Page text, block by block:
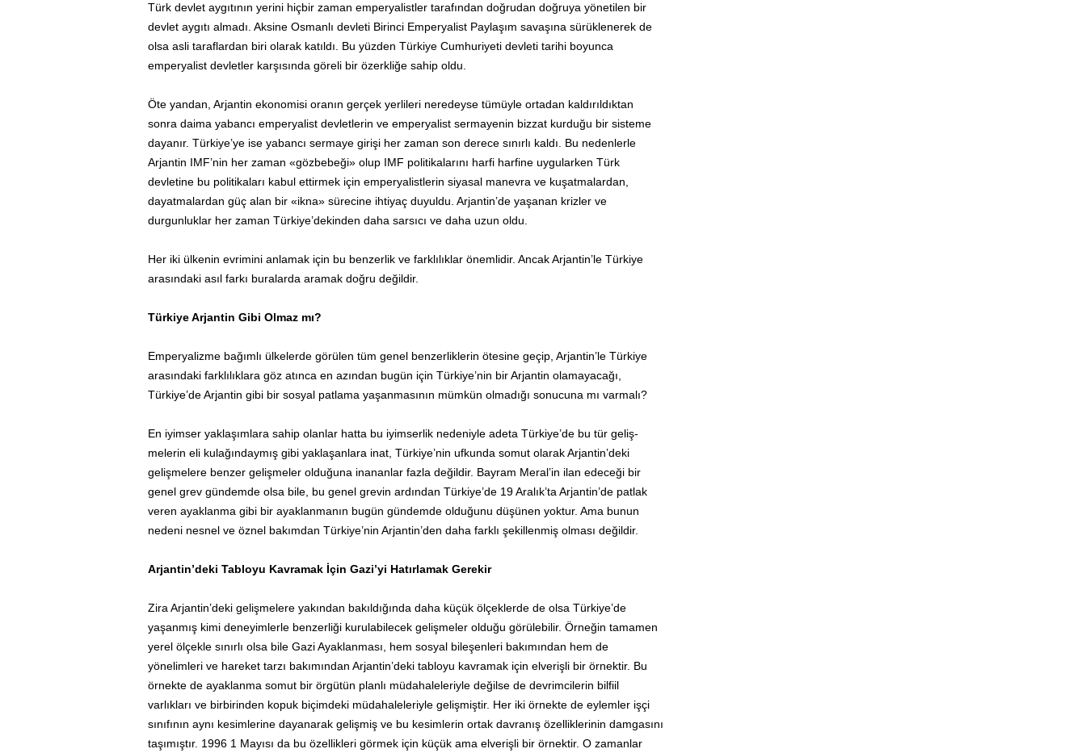
Türk devlet aygıtının yerini hiçbir zaman emperyalistler tarafından doğrudan doğruya yönetilen bir
devlet aygıtı almadı. Aksine Osmanlı devleti Birinci Emperyalist Paylaşım savaşına sürüklenerek de
olsa asli taraflardan biri olarak katıldı. Bu yüzden Türkiye Cumhuriyeti devleti tarihi boyunca
emperyalist devletler karşısında göreli bir özerkliğe sahip oldu.
Öte yandan, Arjantin ekonomisi oranın gerçek yerlileri neredeyse tümüyle ortadan kaldırıldıktan
sonra daima yabancı emperyalist devletlerin ve emperyalist sermayenin bizzat kurduğu bir sisteme
dayanır. Türkiye’ye ise yabancı sermaye girişi her zaman son derece sınırlı kaldı. Bu nedenlerle
Arjantin IMF’nin her zaman «gözbebeği» olup IMF politikalarını harfi harfine uygularken Türk
devletine bu politikaları kabul ettirmek için emperyalistlerin siyasal manevra ve kuşatmalardan,
dayatmalardan güç alan bir «ikna» sürecine ihtiyaç duyuldu. Arjantin’de yaşanan krizler ve
durgunluklar her zaman Türkiye’dekinden daha sarsıcı ve daha uzun oldu.
Her iki ülkenin evrimini anlamak için bu benzerlik ve farklılıklar önemlidir. Ancak Arjantin’le Türkiye
arasındaki asıl farkı buralarda aramak doğru değildir.
Türkiye Arjantin Gibi Olmaz mı?
Emperyalizme bağımlı ülkelerde görülen tüm genel benzerliklerin ötesine geçip, Arjantin’le Türkiye
arasındaki farklılıklara göz atınca en azından bugün için Türkiye’­nin bir Arjantin olamayacağı,
Türkiye’­de Arjantin gibi bir sosyal patlama yaşanmasının mümkün olmadığı sonucuna mı varmalı?
En iyimser yaklaşımlara sahip olanlar hatta bu iyimserlik nede­niyle adeta Türkiye’de bu tür geliş­
melerin eli kulağındaymış gibi yak­la­şanlara inat, Türkiye’nin ufkun­­­da somut olarak Arjantin’­deki
gelişmelere benzer gelişme­ler olduğuna inananlar fazla değildir. Bayram Meral’in ilan edeceği bir
genel grev gündemde olsa bile, bu genel grevin ardın­dan Türkiye’de 19 Aralık’ta Arjan­tin’de patlak
veren ayak­lanma gibi bir ayaklanmanın bu­gün gündemde olduğunu düşü­nen yoktur. Ama bunun
nedeni nes­­nel ve öznel bakımdan Tür­ki­ye’nin Arjantin’den daha farklı şe­killenmiş olması değildir.
Arjantin’deki Tabloyu Kavramak İçin Gazi’yi Hatırlamak Gerekir
Zira Arjantin’deki gelişmelere yakından bakıldığında daha küçük ölçeklerde de olsa Türkiye’de
yaşanmış kimi deneyimlerle benzerliği kurulabilecek gelişmeler olduğu görülebilir. Örneğin tamamen
yerel ölçekle sınırlı olsa bile Gazi Ayaklanması, hem sosyal bileşenleri bakımından hem de
yönelimleri ve hareket tarzı bakımından Arjantin’deki tabloyu kavramak için elverişli bir örnektir. Bu
örnekte de ayaklanma somut bir örgütün planlı müdahaleleriyle değilse de devrimcilerin bilfiil
varlıkları ve birbirinden kopuk biçimdeki müdahaleleriyle gelişmiştir. Her iki örnekte de eylemler işçi
sınıfının aynı kesimlerine dayanarak gelişmiş ve bu kesimlerin ortak davranış özelliklerinin damgasını
taşımıştır. 1996 1 Mayısı da bu özellikleri görmek için küçük ama elverişli bir örnektir. O zamanlar